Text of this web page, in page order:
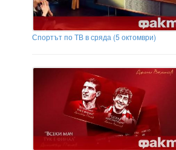
Спортът по ТВ в сряда (5 октомври)